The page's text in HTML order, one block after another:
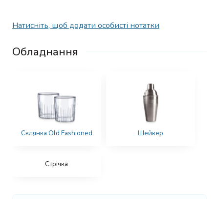
Натисніть, щоб додати особисті нотатки
Обладнання
Склянка Old Fashioned Шейкер
Стрічка